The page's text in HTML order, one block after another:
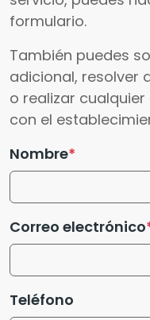
formulario.
También puedes
adicional, resolver
o realizar
con el
Nombre
Correo electrónico
Teléfono